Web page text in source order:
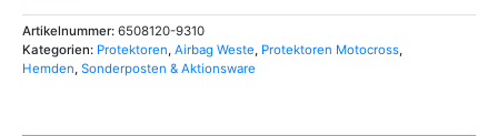
Artikelnummer: 6508120-9310
Kategorien: Protektoren, Airbag Weste, Protektoren Motocross,
Hemden, Sonderposten & Aktionsware